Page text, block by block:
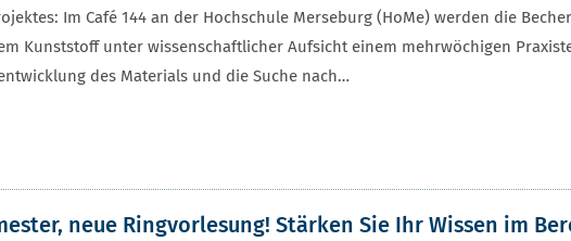
Im Café 144 an der Hochschule Merseburg (HoMe) werden die
Kunststoff unter wissenschaftlicher Aufsicht einem mehrwöchigen
des Materials und die Suche nach…
neue Ringvorlesung! Stärken Sie Ihr Wissen im